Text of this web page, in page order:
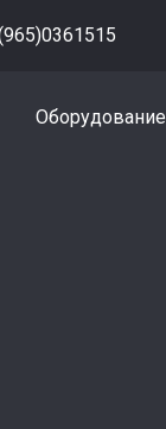
Оборудование